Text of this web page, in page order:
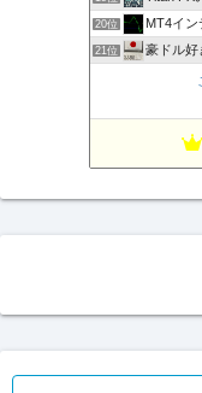
20位 MT4インデ
21位 豪ドル好
MT5イ